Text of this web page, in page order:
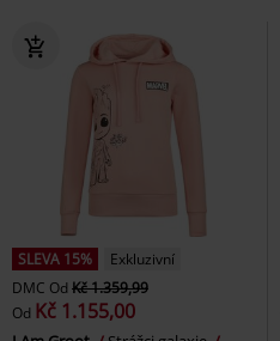
SLEVA 15%
Exkluzivní
DMC Od Kč 1.359,99
Od Kč 1.155,00